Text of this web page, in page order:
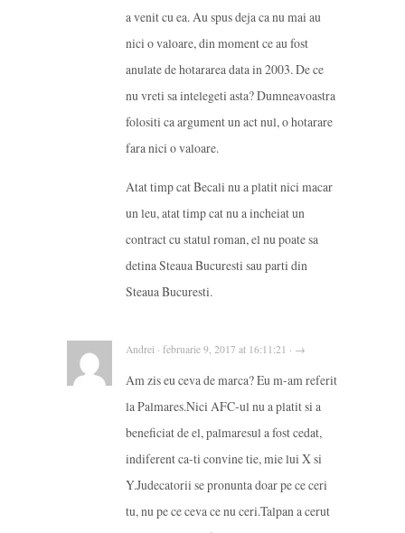
a venit cu ea. Au spus deja ca nu mai au
nici o valoare, din moment ce au fost
anulate de hotararea data in 2003. De ce
nu vreti sa intelegeti asta? Dumneavoastra
folositi ca argument un act nul, o hotarare
fara nici o valoare.
Atat timp cat Becali nu a platit nici macar
un leu, atat timp cat nu a incheiat un
contract cu statul roman, el nu poate sa
detina Steaua Bucuresti sau parti din
Steaua Bucuresti.
Andrei · februarie 9, 2017 at 16:11:21 · →
Am zis eu ceva de marca? Eu m-am referit
la Palmares.Nici AFC-ul nu a platit si a
beneficiat de el, palmaresul a fost cedat,
indiferent ca-ti convine tie, mie lui X si
Y.Judecatorii se pronunta doar pe ce ceri
tu, nu pe ce ceva ce nu ceri.Talpan a cerut